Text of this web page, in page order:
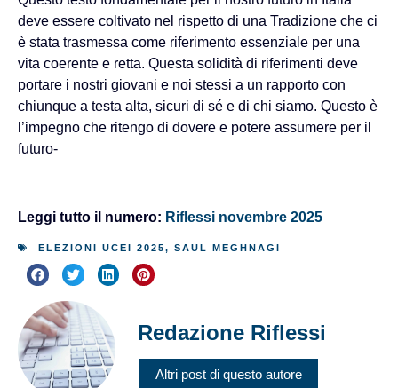
deve essere coltivato nel rispetto di una Tradizione che ci
è stata trasmessa come riferimento essenziale per una
vita coerente e retta. Questa solidità di riferimenti deve
portare i nostri giovani e noi stessi a un rapporto con
chiunque a testa alta, sicuri di sé e di chi siamo. Questo è
l’impegno che ritengo di dovere e potere assumere per il
futuro-
Leggi tutto il numero: Riflessi novembre 2025
ELEZIONI UCEI 2025, SAUL MEGHNAGI
Redazione Riflessi
Altri post di questo autore